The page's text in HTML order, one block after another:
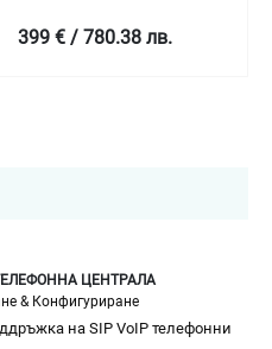
399 € / 780.38 лв.
ЦЕНТРАЛА
& Конфигуриране
на SIP VoIP телефонни